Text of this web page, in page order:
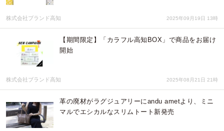
株式会社ブランド高知 2025年09月19日 13時
【期間限定】「カラフル高知BOX」で商品をお届け
開始
株式会社ブランド高知 2025年08月21日 21時
革の廃材がラグジュアリーにandu ametより、ミニ
マルでエシカルなスリムトート新発売